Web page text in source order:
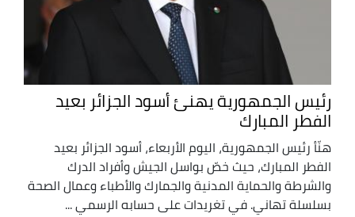
رئيس الجمهورية يهنئ أسود الجزائر بعيد
الفطر المبارك
هنّأ رئيس الجمهورية، اليوم الأربعاء، أسود الجزائر بعيد
الفطر المبارك، حيث خصّ بواسل الجيش وأفراد الدرك
والشرطة والحماية المدنية والجمارك والأطباء وعمال الصحة
بسلسلة تهاني. في تغريدات على حسابه الرسمي ...